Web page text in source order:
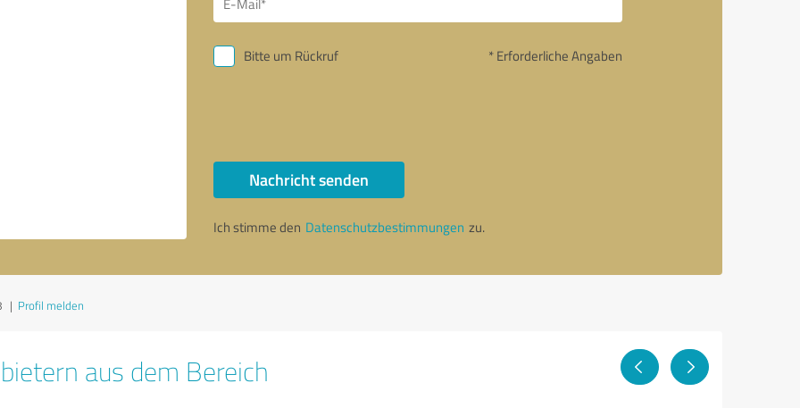
Bitte um Rückruf * Erforderliche Angaben
Nachricht senden
Ich stimme den Datenschutzbestimmungen zu.
| Profil melden
aus dem Bereich